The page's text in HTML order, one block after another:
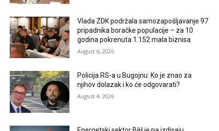
Vlada ZDK podržala samozapošljavanje 97
pripadnika boračke populacije – za 10
godina pokrenuta 1.152 mala biznisa
August 6, 2026
Policija RS-a u Bugojnu: Ko je znao za
njihov dolazak i ko će odgovarati?
August 4, 2026